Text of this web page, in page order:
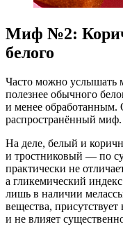
Миф №2:
белого
Часто можно услышать
полезнее обычного
и менее обработанным.
распространённый миф.
На деле, белый и
и тростниковый — по
практически не
а гликемический
лишь в наличии
вещества,
и не влияет